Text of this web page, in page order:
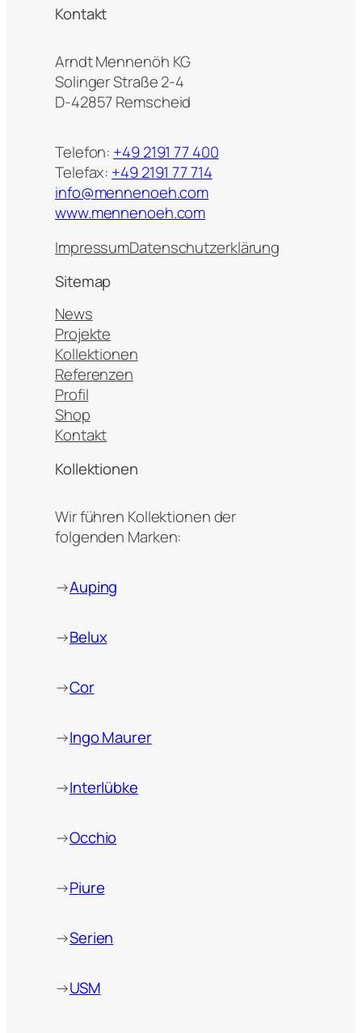
Kontakt
Arndt Mennenöh KG
Solinger Straße 2-4
D-42857 Remscheid
Telefon: +49 2191 77 400
Telefax: +49 2191 77 714
info@mennenoeh.com
www.mennenoeh.com
ImpressumDatenschutzerklärung
Sitemap
News
Projekte
Kollektionen
Referenzen
Profil
Shop
Kontakt
Kollektionen
Wir führen Kollektionen der
folgenden Marken:
→Auping
→Belux
→Cor
→Ingo Maurer
→Interlübke
→Occhio
→Piure
→Serien
→USM